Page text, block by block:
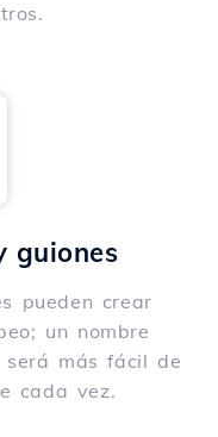
guiones
pueden crear
un nombre
será más fácil de
cada vez.